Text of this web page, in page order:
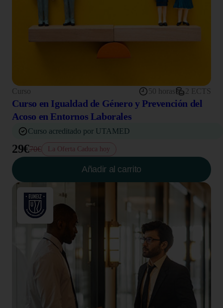
Curso 50 horas 2 ECTS
Curso en Igualdad de Género y Prevención del
Acoso en Entornos Laborales
Curso acreditado por UTAMED
29€70€ La Oferta Caduca hoy
Añadir al carrito